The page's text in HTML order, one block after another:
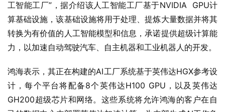
工智能工厂”，据介绍该人工智能工厂基于NVIDIA  GPU计
算基础设施，该基础设施将用于处理、提炼大量数据并将其
转换为有价值的人工智能模型和信息，承诺提供超级计算能
力，以加速自动驾驶汽车、自主机器和工业机器人的开发。
鸿海表示，其正在构建的AI工厂系统基于英伟达HGX参考设
计，每个平台将配备8个英伟达H100 GPU，以及英伟达
GH200超级芯片和网络。这些系统将允许鸿海的客户在自